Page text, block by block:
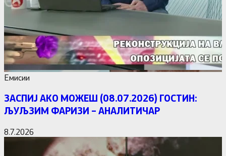
Емисии
ЗАСПИЈ АКО МОЖЕШ (08.07.2026) ГОСТИН:
ЉУЉЗИМ ФАРИЗИ – АНАЛИТИЧАР
8.7.2026